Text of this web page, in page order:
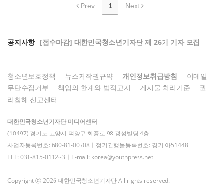
Prev 1 Next
공지사항 [접수마감] 대한민국청소년기자단 제 26기 기자 모집
청소년보호정책 뉴스저작권규약 개인정보취급방침
이메일
무단수집거부
책임의 한계와 법적고지 게시물 처리기준
권
리침해 신고센터
대한민국청소년기자단 미디어센터
(10497) 경기도 고양시 덕양구 화중로 98 광성빌딩 4층
사업자등록번호: 680-81-00708ㅣ정기간행물등록번호: 경기 아51448
TEL: 031-815-0112~3ㅣE-mail: korea@youthpress.net
Copyright ⓒ 2026 대한민국청소년기자단 All rights reserved.